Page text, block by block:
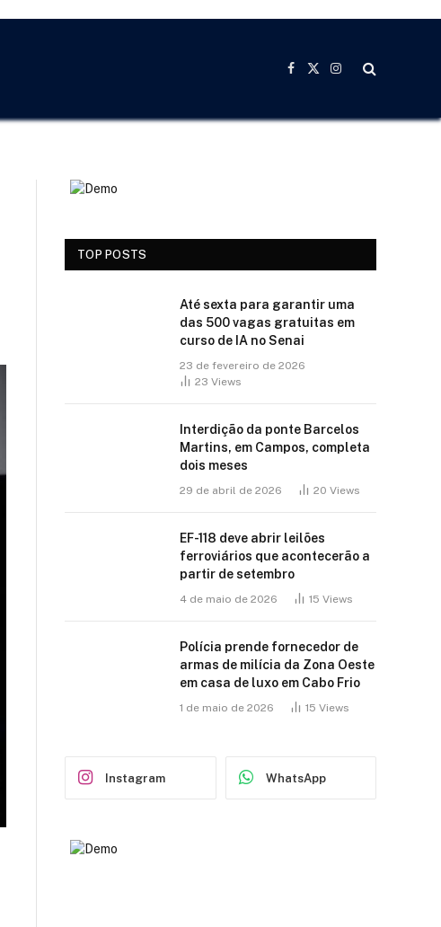
Facebook
X
Instagram
TOP POSTS
Até sexta para garantir uma
das 500 vagas gratuitas em
curso de IA no Senai
23 de fevereiro de 2026
23 Views
Interdição da ponte Barcelos
Martins, em Campos, completa
dois meses
29 de abril de 2026 20 Views
EF-118 deve abrir leilões
ferroviários que acontecerão a
partir de setembro
4 de maio de 2026 15 Views
Polícia prende fornecedor de
armas de milícia da Zona Oeste
em casa de luxo em Cabo Frio
1 de maio de 2026 15 Views
Instagram WhatsApp